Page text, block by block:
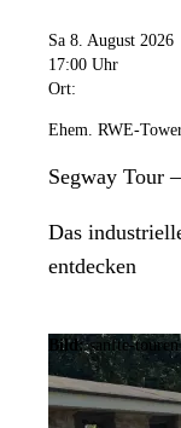
Sa 8. August 2026
17:00 Uhr
Ort:
Ehem. RWE-
Segway Tour
Das
entdecken
Bild: sanfte-touren